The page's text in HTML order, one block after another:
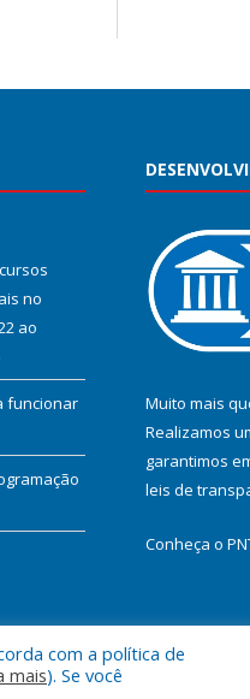
no
ao
funcionar
Muito mais
Realizamos
garantimos
leis de
Conheça o
Mapa do Site
com a política de
mais). Se você